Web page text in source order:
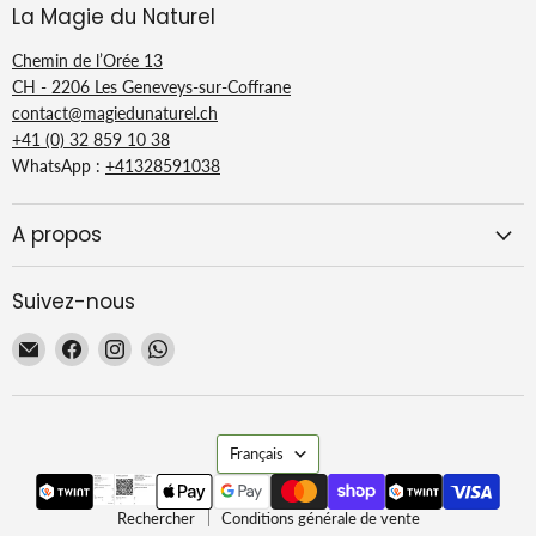
La Magie du Naturel
Chemin de l’Orée 13
CH - 2206 Les Geneveys-sur-Coffrane
contact@magiedunaturel.ch
+41 (0) 32 859 10 38
WhatsApp : +41328591038
A propos
Suivez-nous
Email
Magie
Trouvez-
nous
sur
Trouvez-
nous
sur
Trouvez-
sur
Langue
Français
Rechercher Conditions générale de vente